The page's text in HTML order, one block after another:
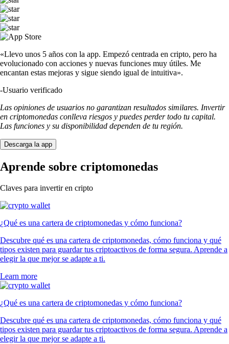
«Llevo unos 5 años con la app. Empezó centrada en cripto, pero ha
evolucionado con acciones y nuevas funciones muy útiles. Me
encantan estas mejoras y sigue siendo igual de intuitiva».
-Usuario verificado
Las opiniones de usuarios no garantizan resultados similares. Invertir
en criptomonedas conlleva riesgos y puedes perder todo tu capital.
Las funciones y su disponibilidad dependen de tu región.
Descarga la app
Aprende sobre criptomonedas
Claves para invertir en cripto
¿Qué es una cartera de criptomonedas y cómo funciona?
Descubre qué es una cartera de criptomonedas, cómo funciona y qué
tipos existen para guardar tus criptoactivos de forma segura. Aprende a
elegir la que mejor se adapte a ti.
Learn more
¿Qué es una cartera de criptomonedas y cómo funciona?
Descubre qué es una cartera de criptomonedas, cómo funciona y qué
tipos existen para guardar tus criptoactivos de forma segura. Aprende a
elegir la que mejor se adapte a ti.